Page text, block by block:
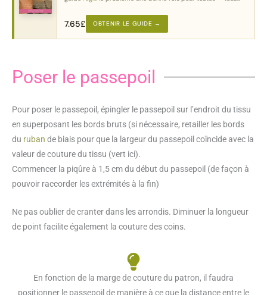
7.65£ OBTENIR LE GUIDE →
Poser le passepoil
Pour poser le passepoil, épingler le passepoil sur l’endroit du tissu
en superposant les bords bruts (si nécessaire, retailler les bords
du ruban de biais pour que la largeur du passepoil coïncide avec la
valeur de couture du tissu (vert ici).
Commencer la piqûre à 1,5 cm du début du passepoil (de façon à
pouvoir raccorder les extrémités à la fin)
Ne pas oublier de cranter dans les arrondis. Diminuer la longueur
de point facilite également la couture des coins.
En fonction de la marge de couture du patron, il faudra
positionner le passepoil de manière à ce que la distance entre le